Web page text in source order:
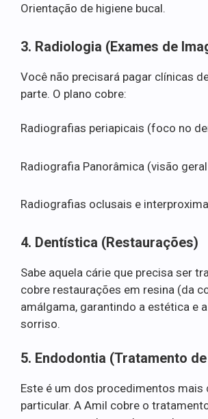
Orientação de higiene bucal.
3. Radiologia (Exames de
Você não precisará pagar clínicas
parte. O plano cobre:
Radiografias periapicais (foco no
Radiografia Panorâmica (visão
Radiografias oclusais e
4. Dentística (Restaurações)
Sabe aquela cárie que precisa ser
cobre restaurações em resina (da
amálgama, garantindo a estética e
sorriso.
5. Endodontia (Tratamento
Este é um dos procedimentos mais
particular. A Amil cobre o